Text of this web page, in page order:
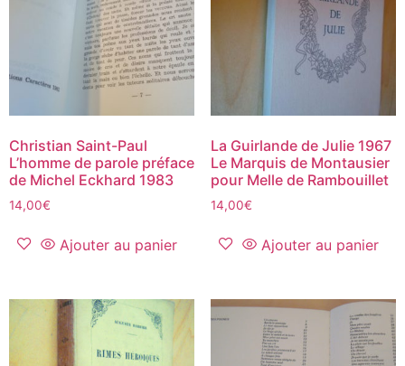
Christian Saint-Paul
L’homme de parole préface
de Michel Eckhard 1983
14,00€
Ajouter au panier
La Guirlande de Julie 1967
Le Marquis de Montausier
pour Melle de Rambouillet
14,00€
Ajouter au panier